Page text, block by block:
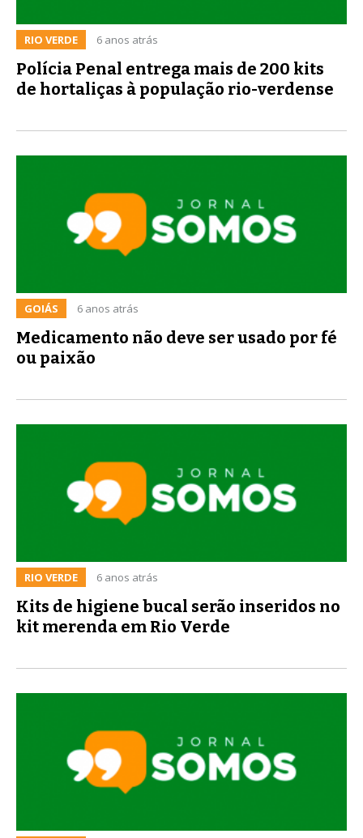
RIO VERDE 6 anos atrás
Polícia Penal entrega mais de 200 kits
de hortaliças à população rio-verdense
GOIÁS 6 anos atrás
Medicamento não deve ser usado por fé
ou paixão
RIO VERDE 6 anos atrás
Kits de higiene bucal serão inseridos no
kit merenda em Rio Verde